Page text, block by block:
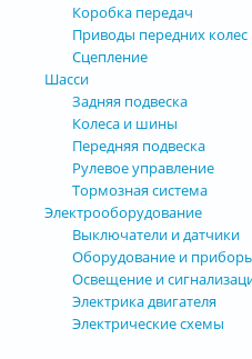
Коробка передач
Приводы передних колес
Сцепление
Шасси
Задняя подвеска
Колеса и шины
Передняя подвеска
Рулевое управление
Тормозная система
Электрооборудование
Выключатели и датчики
Оборудование и
Освещение и
Электрика двигателя
Электрические схемы